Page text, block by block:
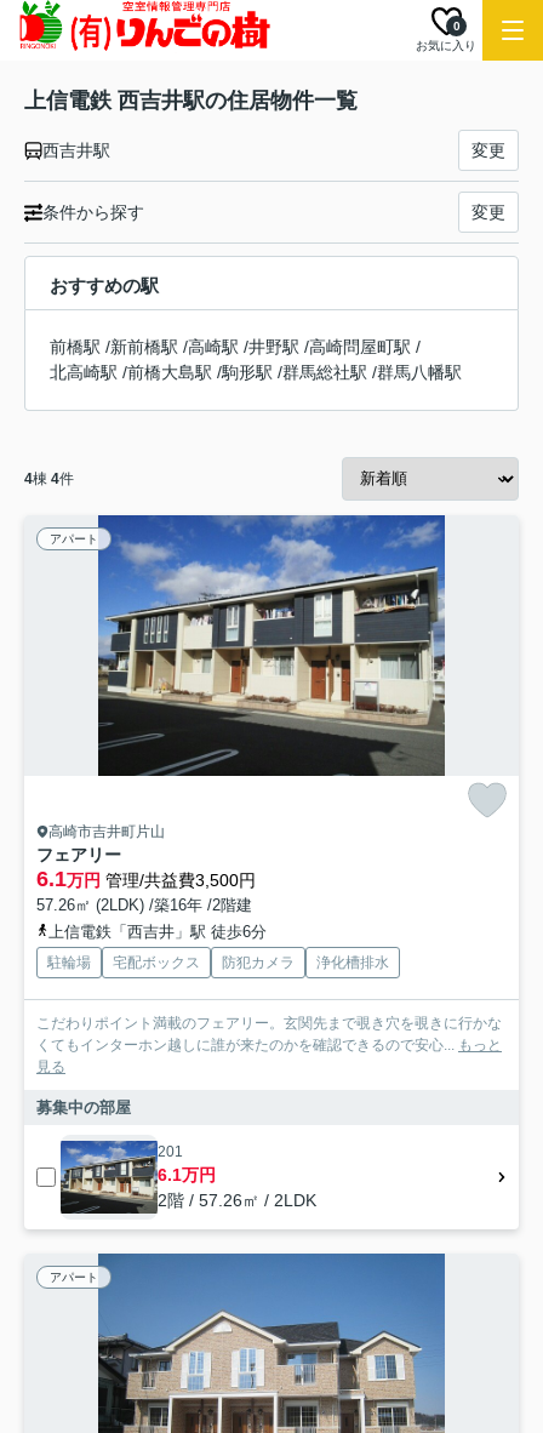
お気に入り
0
上信電鉄 西吉井駅の住居物件一覧
西吉井駅 変更
条件から探す 変更
おすすめの駅
前橋駅 /新前橋駅 /高崎駅 /井野駅 /高崎問屋町駅 /
北高崎駅 /前橋大島駅 /駒形駅 /群馬総社駅 /群馬八幡駅
4棟 4件
アパート
高崎市吉井町片山
フェアリー
6.1万円 管理/共益費3,500円
57.26㎡ (2LDK) /築16年 /2階建
上信電鉄「西吉井」駅 徒歩6分
駐輪場 宅配ボックス 防犯カメラ 浄化槽排水
こだわりポイント満載のフェアリー。玄関先まで覗き穴を覗きに行かな
くてもインターホン越しに誰が来たのかを確認できるので安心... もっと
見る
募集中の部屋
201
6.1万円
2階 / 57.26㎡ / 2LDK
アパート